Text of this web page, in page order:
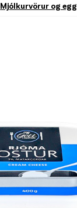
Mjólkurvörur og egg